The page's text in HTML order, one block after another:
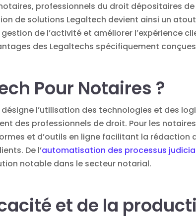
professionnels du droit dépositaires
de solutions Legaltech devient ainsi un
de l’activité et améliorer l’expérience
des Legaltechs spécifiquement
Pour Notaires ?
l’utilisation des technologies et des
des professionnels de droit. Pour les
et d’outils en ligne facilitant la rédaction
De l’automatisation des processus
notable dans le secteur notarial.
et de la